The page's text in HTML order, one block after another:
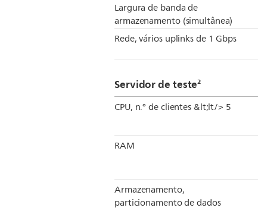
Largura de banda de
armazenamento (simultânea)
Rede, vários uplinks de 1 Gbps
Servidor de teste²
CPU, n.° de clientes &lt;lt/> 5
RAM
Armazenamento,
particionamento de dados